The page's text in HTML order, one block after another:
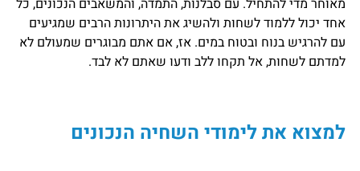
אחד יכול ללמוד לשחות ולהשיג את היתרונות הרבים שמגיעים
עם להרגיש בנוח ובטוח במים. אז, אם אתם מבוגרים שמעולם לא
למדתם לשחות, אל תקחו ללב ודעו שאתם לא לבד.
למצוא את לימודי השחיה הנכונים